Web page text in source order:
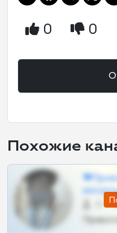
0 0
Похожие
57 •